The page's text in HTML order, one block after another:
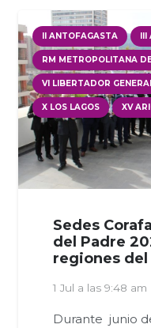
II ANTOFAGASTA III
RM METROPOLITANA
VI LIBERTADOR
X LOS LAGOS XV
Sedes
del Padre
regiones del
1 Jul a las 9:48 am
Durante junio